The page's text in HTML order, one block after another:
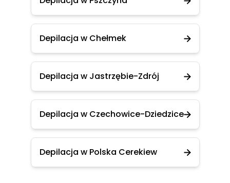
Depilacja w Chełmek
Depilacja w Jastrzębie-Zdrój
Depilacja w Czechowice-Dziedzice
Depilacja w Polska Cerekiew